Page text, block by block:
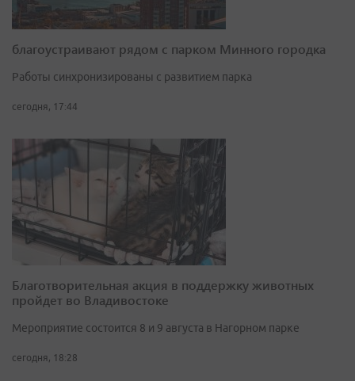
благоустраивают рядом с парком Минного городка
Работы синхронизированы с развитием парка
сегодня, 17:44
Благотворительная акция в поддержку животных
пройдет во Владивостоке
Мероприятие состоится 8 и 9 августа в Нагорном парке
сегодня, 18:28